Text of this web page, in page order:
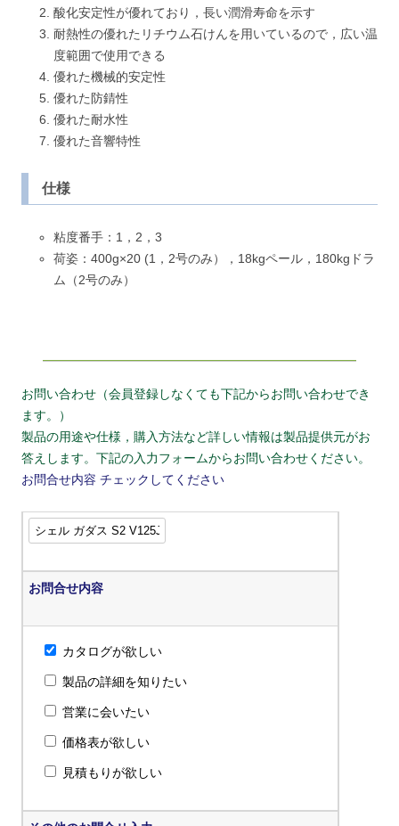
酸化安定性が優れており，長い潤滑寿命を示す
耐熱性の優れたリチウム石けんを用いているので，広い温
度範囲で使用できる
優れた機械的安定性
優れた防錆性
優れた耐水性
優れた音響特性
仕様
粘度番手：1，2，3
荷姿：400g×20 (1，2号のみ），18kgペール，180kgドラ
ム（2号のみ）
お問い合わせ（会員登録しなくても下記からお問い合わせでき
ます。）
製品の用途や仕様，購入方法など詳しい情報は製品提供元がお
答えします。下記の入力フォームからお問い合わせください。
お問合せ内容 チェックしてください
お問合せ内容
カタログが欲しい
製品の詳細を知りたい
営業に会いたい
価格表が欲しい
見積もりが欲しい